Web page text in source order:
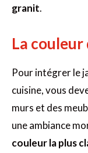
granit.
La couleur
Pour intégrer le
cuisine, vous
murs et des
une ambiance
couleur la plus